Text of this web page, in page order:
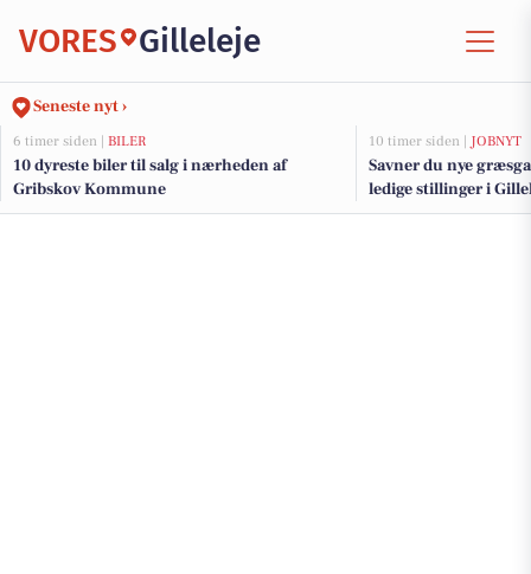
VORES Gilleleje
Seneste nyt ›
6 timer siden | BILER
10 dyreste biler til salg i nærheden af
Gribskov Kommune
10 timer siden | JOBNYT
Savner du nye
ledige stillinger i